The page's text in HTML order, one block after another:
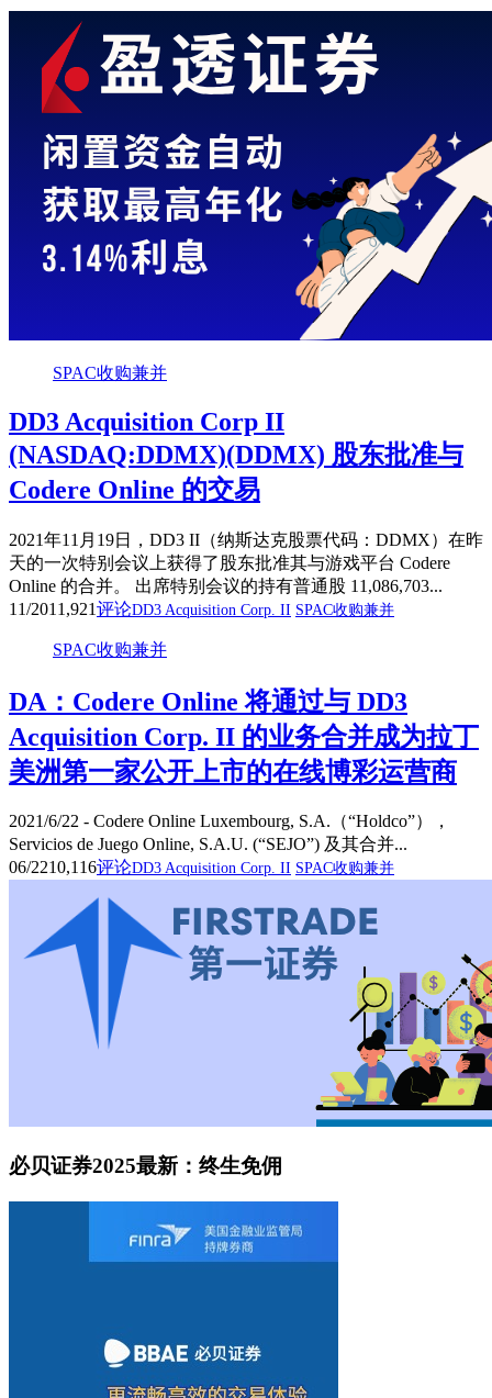
SPAC收购兼并
DD3 Acquisition Corp II
(NASDAQ:DDMX)(DDMX) 股东批准与
Codere Online 的交易
2021年11月19日，DD3 II（纳斯达克股票代码：DDMX）在昨
天的一次特别会议上获得了股东批准其与游戏平台 Codere
Online 的合并。 出席特别会议的持有普通股 11,086,703...
11/2011,921评论DD3 Acquisition Corp. II SPAC收购兼并
SPAC收购兼并
DA：Codere Online 将通过与 DD3
Acquisition Corp. II 的业务合并成为拉丁
美洲第一家公开上市的在线博彩运营商
2021/6/22 - Codere Online Luxembourg, S.A.（“Holdco”），
Servicios de Juego Online, S.A.U. (“SEJO”) 及其合并...
06/2210,116评论DD3 Acquisition Corp. II SPAC收购兼并
必贝证券2025最新：终生免佣